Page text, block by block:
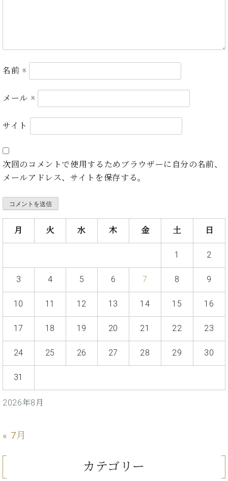
フ
マ
フ
ェ
ナ
ル
フ
ラ
ィ
ョ
ン
W.
ホ
マ
合
わ
社
王
子
技
術
営
ー
ご
拶
術
者
展示
名前 ※
メール ※
サイト
次回のコメントで使用するためブラウザーに自分の名前、
メールアドレス、サイトを保存する。
2026年8月
月 火 水 木 金 土 日
1 2
3 4 5 6 7 8 9
10 11 12 13 14 15 16
17 18 19 20 21 22 23
24 25 26 27 28 29 30
31
« 7月
カテゴリー